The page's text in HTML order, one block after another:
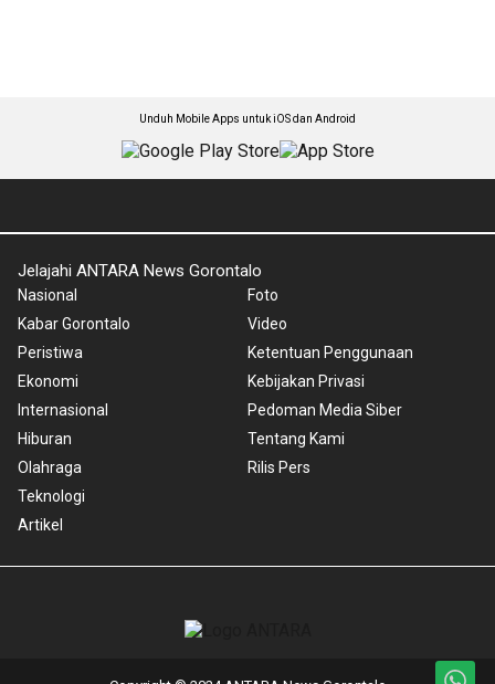
Unduh Mobile Apps untuk iOS dan Android
Jelajahi ANTARA News Gorontalo
Nasional
Kabar Gorontalo
Peristiwa
Ekonomi
Internasional
Hiburan
Olahraga
Teknologi
Artikel
Foto
Video
Ketentuan Penggunaan
Kebijakan Privasi
Pedoman Media Siber
Tentang Kami
Rilis Pers